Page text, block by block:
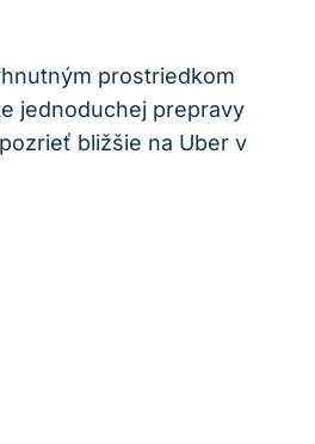
prostriedkom
jednoduchej prepravy
bližšie na Uber v